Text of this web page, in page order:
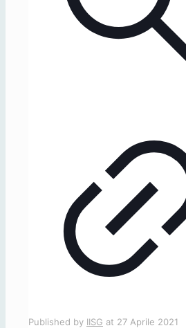
Published by IISG at 27 Aprile 2021